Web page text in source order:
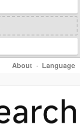
About · Language